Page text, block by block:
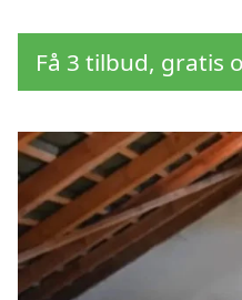
Få 3 tilbud, gratis